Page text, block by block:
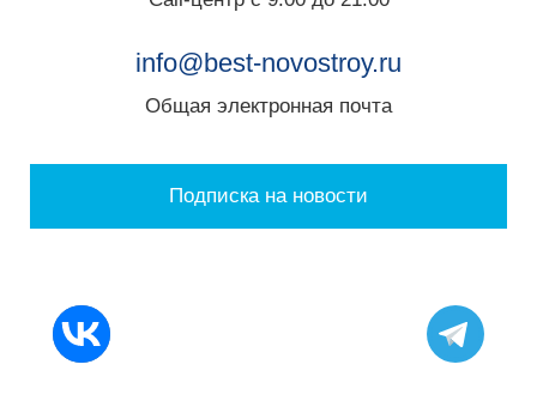
info@best-novostroy.ru
Общая электронная почта
Подписка на новости